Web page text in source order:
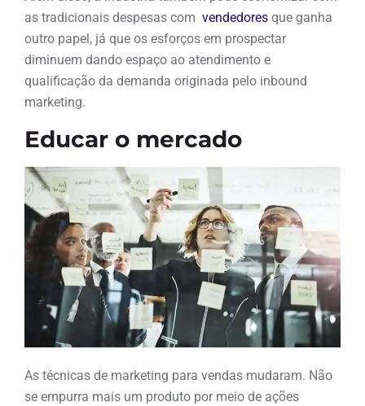
as tradicionais despesas com vendedores que ganha
outro papel, já que os esforços em prospectar
diminuem dando espaço ao atendimento e
qualificação da demanda originada pelo inbound
marketing.
Educar o mercado
As técnicas de marketing para vendas mudaram. Não
se empurra mais um produto por meio de ações